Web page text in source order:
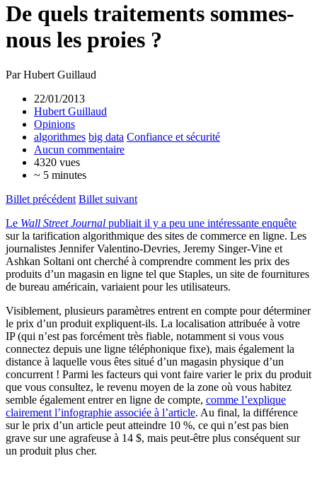
De quels traitements sommes-
nous les proies ?
Par Hubert Guillaud
22/01/2013
Hubert Guillaud
Opinions
algorithmes big data Confiance et sécurité
Aucun commentaire
4320 vues
~ 5 minutes
Billet précédent Billet suivant
Le Wall Street Journal publiait il y a peu une intéressante enquête
sur la tarification algorithmique des sites de commerce en ligne. Les
journalistes Jennifer Valentino-Devries, Jeremy Singer-Vine et
Ashkan Soltani ont cherché à comprendre comment les prix des
produits d’un magasin en ligne tel que Staples, un site de fournitures
de bureau américain, variaient pour les utilisateurs.
Visiblement, plusieurs paramètres entrent en compte pour déterminer
le prix d’un produit expliquent-ils. La localisation attribuée à votre
IP (qui n’est pas forcément très fiable, notamment si vous vous
connectez depuis une ligne téléphonique fixe), mais également la
distance à laquelle vous êtes situé d’un magasin physique d’un
concurrent ! Parmi les facteurs qui vont faire varier le prix du produit
que vous consultez, le revenu moyen de la zone où vous habitez
semble également entrer en ligne de compte, comme l’explique
clairement l’infographie associée à l’article. Au final, la différence
sur le prix d’un article peut atteindre 10 %, ce qui n’est pas bien
grave sur une agrafeuse à 14 $, mais peut-être plus conséquent sur
un produit plus cher.